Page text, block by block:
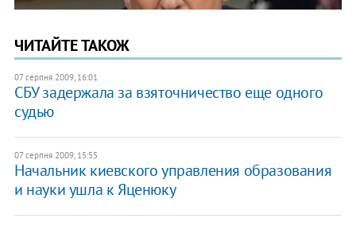
ЧИТАЙТЕ ТАКОЖ
07 серпня 2009, 16:01
CБУ задержала за взяточничество еще одного
судью
07 серпня 2009, 15:55
Начальник киевского управления образования
и науки ушла к Яценюку